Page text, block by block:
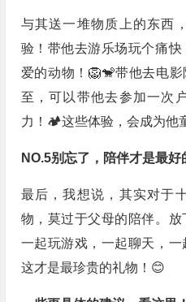
与其送一堆物质上的东西
验！带他去游乐场玩个痛
爱的动物！🦁️🐒带他去电
至，可以带他去参加一次
力！🏕️这些体验，会成为他
NO.5别忘了，陪伴才是最
最后，我想说，其实对于
物，莫过于父母的陪伴。
一起玩游戏，一起聊天，一
这才是最珍贵的礼物！😊